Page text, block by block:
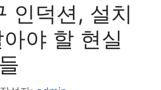
인덕션, 설치
야 할 현실